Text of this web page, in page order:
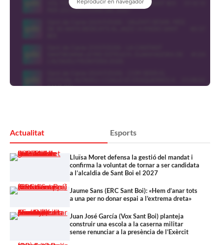
Actualitat Esports
Lluïsa Moret defensa la gestió del mandat i
confirma la voluntat de tornar a ser candidata
a l’alcaldia de Sant Boi el 2027
Jaume Sans (ERC Sant Boi): «Hem d’anar tots
a una per no donar espai a l’extrema dreta»
Juan José García (Vox Sant Boi) planteja
construir una escola a la caserna militar
sense renunciar a la presència de l’Exèrcit